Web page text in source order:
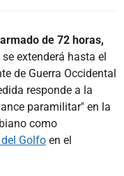
de 72 horas,
extenderá hasta el
de Guerra Occidental
responde a la
paramilitar" en la
como
Golfo en el